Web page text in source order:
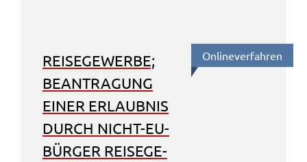
REISE­GE­WER­BE;
BEAN­TRA­GUNG
EINER ERLAUB­NIS
DURCH NICHT-EU-
BÜRGER REISE­GE­
Online­ver­fah­ren